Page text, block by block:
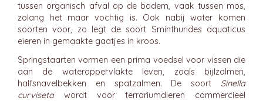
tussen organisch afval op de bodem, vaak tussen mos,
zolang het maar vochtig is. Ook nabij water komen
soorten voor, zo legt de soort Sminthurides aquaticus
eieren in gemaakte gaatjes in kroos.
Springstaarten vormen een prima voedsel voor vissen die
aan de wateroppervlakte leven, zoals bijlzalmen,
halfsnavelbekken en spatzalmen. De soort Sinella
curvisetawordt voor terrariumdieren commercieel